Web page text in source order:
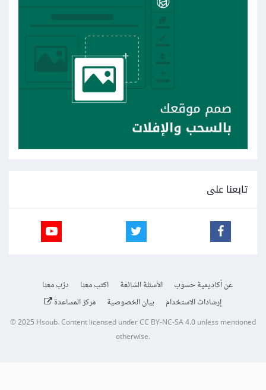
تابعنا على
عن أكاديمية حسوب الأسئلة الشائعة اكتب معنا
درّب معنا
إرشادات الاستخدام
بيان الخصوصية مركز المساعدة
© 2025 Hsoub.Content licensed underCC BY-NC-SA 4.0unless mentioned
otherwise.